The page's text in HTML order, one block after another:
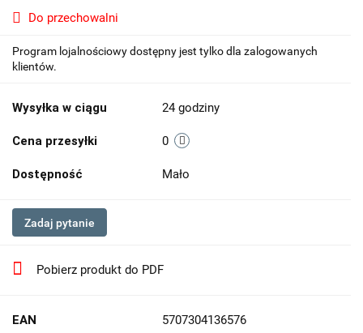
Do przechowalni
Program lojalnościowy dostępny jest tylko dla zalogowanych
klientów.
Wysyłka w ciągu 24 godziny
Cena przesyłki 0
Dostępność Mało
Zadaj pytanie
Pobierz produkt do PDF
EAN 5707304136576